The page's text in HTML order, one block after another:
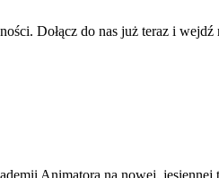
Dołącz do nas już teraz i
Animatora na nowej, jesiennej